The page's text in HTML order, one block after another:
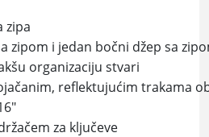
zipa
zipom i jedan bočni džep sa
organizaciju stvari
reflektujućim trakama
za ključeve